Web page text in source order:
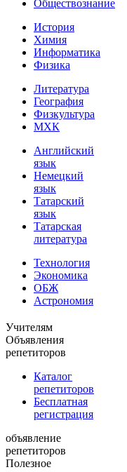
Обществознание
История
Химия
Информатика
Физика
Литература
География
Физкультура
МХК
Английский
язык
Немецкий
язык
Татарский
язык
Татарская
литература
Технология
Экономика
ОБЖ
Астрономия
Учителям
Объявления
репетиторов
Каталог
репетиторов
Бесплатная
регистрация
объявление
репетиторов
Полезное